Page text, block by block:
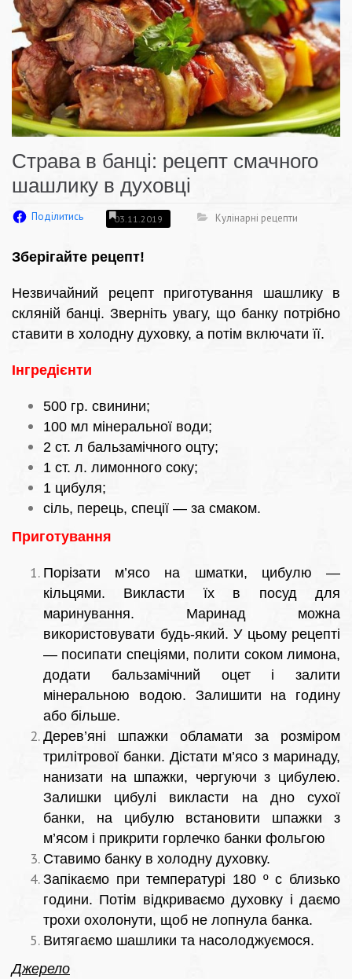
Страва в банці: рецепт смачного
шашлику в духовці
Поділитись 03.11.2019 Кулінарні рецепти
Зберігайте рецепт!
Незвичайний рецепт приготування шашлику в
скляній банці. Зверніть увагу, що банку потрібно
ставити в холодну духовку, а потім включати її.
Інгредієнти
500 гр. свинини;
100 мл мінеральної води;
2 ст. л бальзамічного оцту;
1 ст. л. лимонного соку;
1 цибуля;
сіль, перець, спеції — за смаком.
Приготування
Порізати м’ясо на шматки, цибулю —
кільцями. Викласти їх в посуд для
маринування. Маринад можна
використовувати будь-який. У цьому рецепті
— посипати спеціями, полити соком лимона,
додати бальзамічний оцет і залити
мінеральною водою. Залишити на годину
або більше.
Дерев’яні шпажки обламати за розміром
трилітрової банки. Дістати м’ясо з маринаду,
нанизати на шпажки, чергуючи з цибулею.
Залишки цибулі викласти на дно сухої
банки, на цибулю встановити шпажки з
м’ясом і прикрити горлечко банки фольгою
Ставимо банку в холодну духовку.
Запікаємо при температурі 180 º с близько
години. Потім відкриваємо духовку і даємо
трохи охолонути, щоб не лопнула банка.
Витягаємо шашлики та насолоджуємося.
Джерело